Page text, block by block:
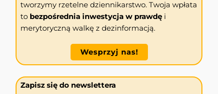
tworzymy rzetelne dziennikarstwo. Twoja wpłata
to bezpośrednia inwestycja w prawdę i
merytoryczną walkę z dezinformacją.
Wesprzyj nas!
Zapisz się do newslettera